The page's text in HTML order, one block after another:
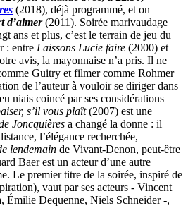
(2018), déjà programmé, et on
d’aimer (2011). Soirée marivaudage
ans et plus, c’est le terrain de jeu du
: entre Laissons Lucie faire (2000) et
avis, la mayonnaise n’a pris. Il ne
Guitry et filmer comme Rohmer
de l’auteur à vouloir se diriger dans
niais coincé par ses considérations
s’il vous plaît(2007) est une
Joncquières a changé la donne : il
l’élégance recherchée,
lendemain de Vivant-Denon, peut-être
Baer est un acteur d’une autre
Le premier titre de la soirée, inspiré de
vaut par ses acteurs - Vincent
Émilie Dequenne, Niels Schneider -,